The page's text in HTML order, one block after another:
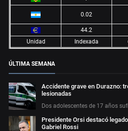
0.02
44.2
Unidad
Indexada
ÚLTIMA SEMANA
Accidente grave en Durazno:
lesionadas
Dos adolescentes de 17 años
Presidente Orsi destacó
Gabriel Rossi